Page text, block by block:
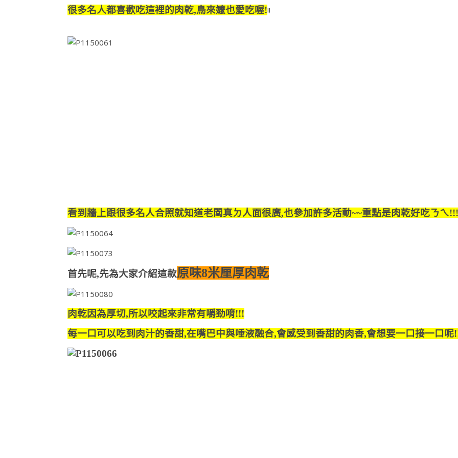
很多名人都喜歡吃這裡的肉乾,鳥來嬤也愛吃喔!!!
看到牆上跟很多名人合照就知道老闆真ㄉ人面很廣,也參加許多活動~~重點是肉乾好吃ㄋㄟ
首先呢,先為大家介紹這款原味8米厘厚肉乾
肉乾因為厚切,所以咬起來非常有嚼勁唷!!!
每一口可以吃到肉汁的香甜,在嘴巴中與唾液融合,會感受到香甜的肉香,會想要一口接一口呢